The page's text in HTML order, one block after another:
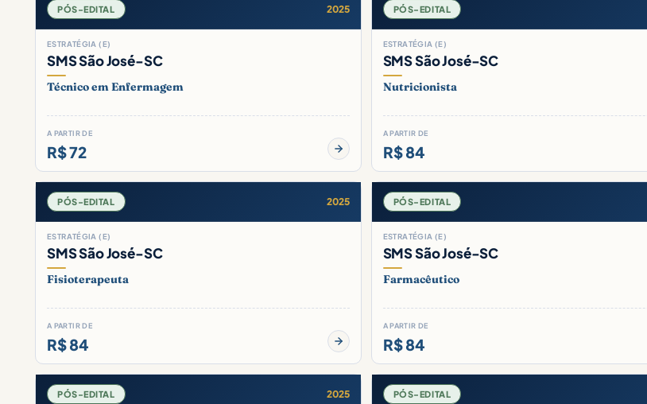
PÓS-EDITAL 2025
ESTRATÉGIA (E)
SMS São José-SC
Técnico em Enfermagem
A PARTIR DE
R$ 72
PÓS-EDITAL
ESTRATÉGIA (E)
SMS São José-SC
Nutricionista
A PARTIR DE
R$ 84
PÓS-EDITAL 2025
ESTRATÉGIA (E)
SMS São José-SC
Fisioterapeuta
A PARTIR DE
R$ 84
PÓS-EDITAL
ESTRATÉGIA (E)
SMS São José-SC
Farmacêutico
A PARTIR DE
R$ 84
PÓS-EDITAL 2025 PÓS-EDITAL